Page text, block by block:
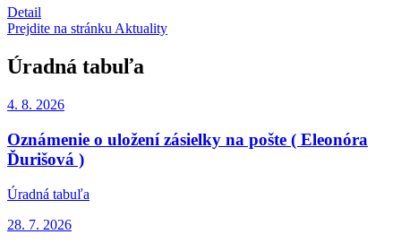
Detail
Prejdite na stránku Aktuality
Úradná tabuľa
4. 8. 2026
Oznámenie o uložení zásielky na pošte ( Eleonóra
Ďurišová )
Úradná tabuľa
28. 7. 2026